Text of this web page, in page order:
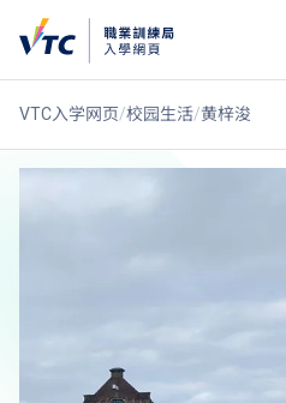
VTC入学网页 校园生活 黄梓浚